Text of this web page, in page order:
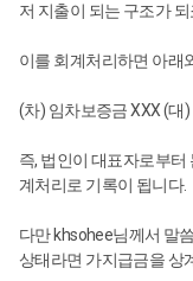
저 지출이 되는 구조가 되
이를 회계처리하면 아래
(차) 임차보증금 XXX (대
즉, 법인이 대표자로부터
계처리로 기록이 됩니다.
다만 khsohee님께서 말
상태라면 가지급금을 상